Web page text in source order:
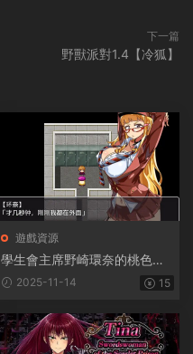
下一篇
野獸派對1.4【冷狐】
遊戲資源
學生會主席野崎環奈的桃色煩
惱 2025-11-14 15